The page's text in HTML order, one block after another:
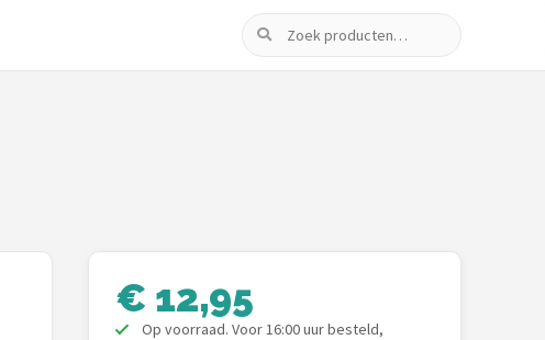
Zoeken
€ 12,95
Op voorraad. Voor 16:00 uur besteld,